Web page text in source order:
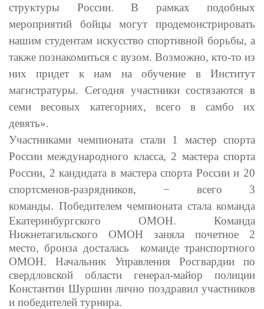
структуры России. В рамках подобных
мероприятий бойцы могут продемонстрировать
нашим студентам искусство спортивной борьбы, а
также познакомиться с вузом. Возможно, кто-то из
них придет к нам на обучение в Институт
магистратуры. Сегодня участники состязаются в
семи весовых категориях, всего в самбо их
девять».
Участниками чемпионата стали 1 мастер спорта
России международного класса, 2 мастера спорта
России, 2 кандидата в мастера спорта России и 20
спортсменов-разрядников, − всего 3
команды. Победителем чемпионата стала команда
Екатеринбургского ОМОН. Команда
Нижнетагильского ОМОН заняла почетное 2
место, бронза досталась команде транспортного
ОМОН. Начальник Управления Росгвардии по
свердловской области генерал-майор полиции
Константин Шуршин лично поздравил участников
и победителей турнира.